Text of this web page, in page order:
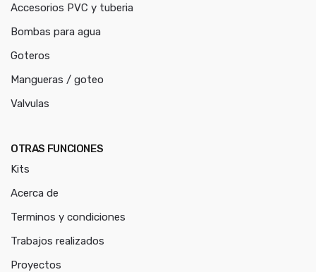
Accesorios PVC y tuberia
Bombas para agua
Goteros
Mangueras / goteo
Valvulas
OTRAS FUNCIONES
Kits
Acerca de
Terminos y condiciones
Trabajos realizados
Proyectos